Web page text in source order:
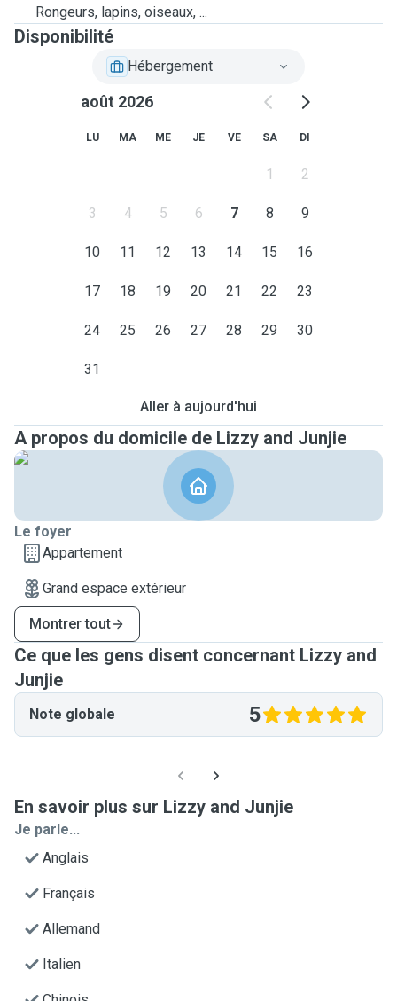
Rongeurs, lapins, oiseaux, ...
Disponibilité
Hébergement
août 2026
LU MA ME JE VE SA DI
1 2
3 4 5 6 7 8 9
10 11 12 13 14 15 16
17 18 19 20 21 22 23
24 25 26 27 28 29 30
31
Aller à aujourd'hui
A propos du domicile de Lizzy and Junjie
Le foyer
Appartement
Grand espace extérieur
Montrer tout
Ce que les gens disent concernant Lizzy and
Junjie
Note globale 5
En savoir plus sur Lizzy and Junjie
Je parle...
Anglais
Français
Allemand
Italien